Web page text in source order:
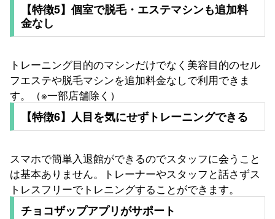
【特徴5】個室で脱毛・エステマシンも追加料
金なし
トレーニング目的のマシンだけでなく美容目的のセル
フエステや脱毛マシンを追加料金なしで利用できま
す。（※一部店舗除く）
【特徴6】人目を気にせずトレーニングできる
スマホで簡単入退館ができるのでスタッフに会うこと
は基本ありません。トレーナーやスタッフと話さずス
トレスフリーでトレニングすることができます。
チョコザップアプリがサポート